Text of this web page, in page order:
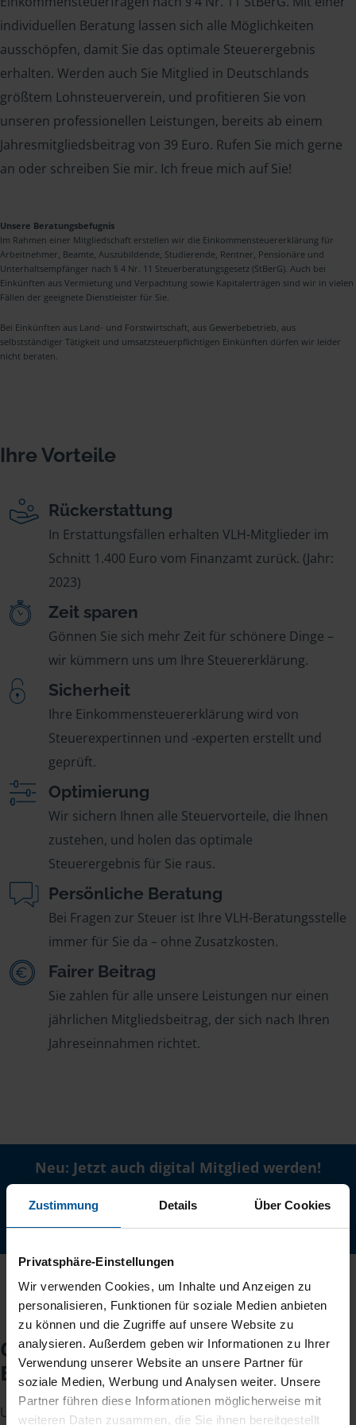
Zustimmung Details Über Cookies
Privatsphäre-Einstellungen
Wir verwenden Cookies, um Inhalte und Anzeigen zu
personalisieren, Funktionen für soziale Medien anbieten
zu können und die Zugriffe auf unsere Website zu
analysieren. Außerdem geben wir Informationen zu Ihrer
Verwendung unserer Website an unsere Partner für
soziale Medien, Werbung und Analysen weiter. Unsere
Partner führen diese Informationen möglicherweise mit
weiteren Daten zusammen, die Sie ihnen bereitgestellt
individuellen Beratung lassen sich alle Möglichkeiten
ausschöpfen, damit Sie das optimale Steuerergebnis
erhalten. Werden auch Sie Mitglied in Deutschlands
größtem Lohnsteuerverein, und profitieren Sie von
unseren professionellen Leistungen, bereits ab einem
Jahresmitgliedsbeitrag von 39 Euro. Rufen Sie mich gerne
an oder schreiben Sie mir. Ich freue mich auf Sie!
Unsere Beratungsbefugnis
Im Rahmen einer Mitgliedschaft erstellen wir die Einkommensteuererklärung für
Arbeitnehmer, Beamte, Auszubildende, Studierende, Rentner, Pensionäre und
Unterhaltsempfänger nach § 4 Nr. 11 Steuerberatungsgesetz (StBerG). Auch bei
Einkünften aus Vermietung und Verpachtung sowie Kapitalerträgen sind wir in vielen
Fällen der geeignete Dienstleister für Sie.
Bei Einkünften aus Land- und Forstwirtschaft, aus Gewerbebetrieb, aus
selbstständiger Tätigkeit und umsatzsteuerpflichtigen Einkünften dürfen wir leider
nicht beraten.
Ihre Vorteile
Rückerstattung
In Erstattungsfällen erhalten VLH-Mitglieder im
Schnitt 1.400 Euro vom Finanzamt zurück. (Jahr:
2023)
Zeit sparen
Gönnen Sie sich mehr Zeit für schönere Dinge –
wir kümmern uns um Ihre Steuererklärung.
Sicherheit
Ihre Einkommensteuererklärung wird von
Steuerexpertinnen und -experten erstellt und
geprüft.
Optimierung
Wir sichern Ihnen alle Steuervorteile, die Ihnen
zustehen, und holen das optimale
Steuerergebnis für Sie raus.
Persönliche Beratung
Bei Fragen zur Steuer ist Ihre VLH-Beratungsstelle
immer für Sie da – ohne Zusatzkosten.
Fairer Beitrag
Sie zahlen für alle unsere Leistungen nur einen
jährlichen Mitgliedsbeitrag, der sich nach Ihren
Jahreseinnahmen richtet.
Neu: Jetzt auch digital Mitglied werden!
Jetzt digital starten
Checkliste für Ihr
Beratungsgespräch
Um Ihre Steuererklärung erstellen zu können, benötigen